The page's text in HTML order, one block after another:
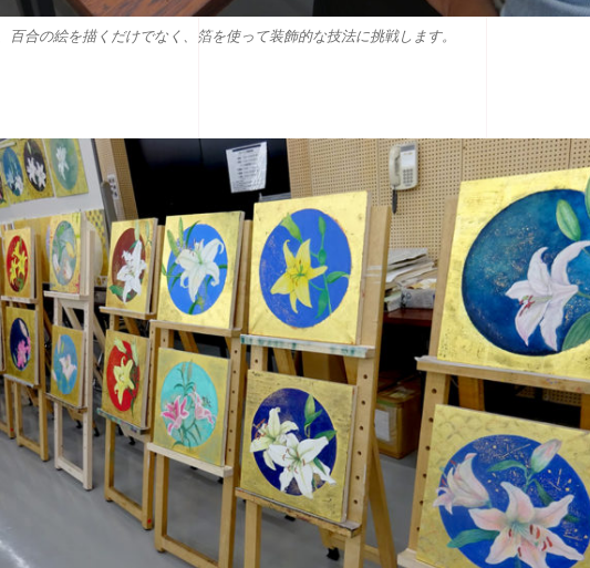
百合の絵を描くだけでなく、箔を使って装飾的な技法に挑戦します。